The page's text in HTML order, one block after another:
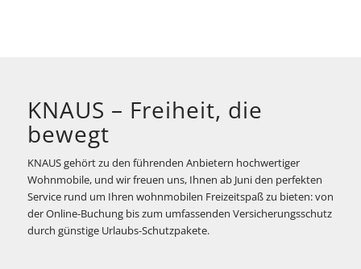
KNAUS – Freiheit, die
bewegt
KNAUS gehört zu den führenden Anbietern hochwertiger
Wohnmobile, und wir freuen uns, Ihnen ab Juni den perfekten
Service rund um Ihren wohnmobilen Freizeitspaß zu bieten: von
der Online-Buchung bis zum umfassenden Versicherungsschutz
durch günstige Urlaubs-Schutzpakete.